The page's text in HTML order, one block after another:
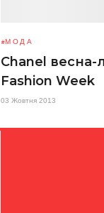
МОДА
Chanel весна-
Fashion Week
03 Жовтня 2013